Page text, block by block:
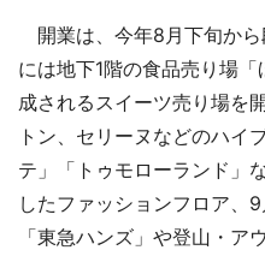
開業は、今年8月下旬か
には地下1階の食品売り場
成されるスイーツ売り場を
トン、セリーヌなどのハイ
テ」「トゥモローランド」
したファッションフロア、
「東急ハンズ」や登山・ア